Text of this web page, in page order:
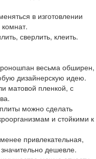
в изготовлении
сверлить, клеить.
весьма обширен,
дизайнерскую идею.
матовой пленкой, с
можно сделать
и стойкими к
привлекательная,
дешевле.